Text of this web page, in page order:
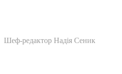
Шеф-редактор Надія Сеник